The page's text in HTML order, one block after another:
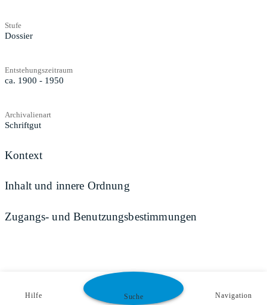
Stufe
Dossier
Entstehungszeitraum
ca. 1900 - 1950
Archivalienart
Schriftgut
Kontext
Inhalt und innere Ordnung
Zugangs- und Benutzungsbestimmungen
Hilfe Suche Navigation